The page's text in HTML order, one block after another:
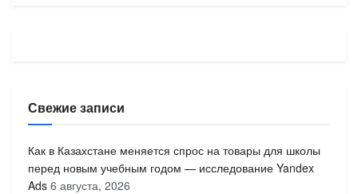
Свежие записи
Как в Казахстане меняется спрос на товары для школы
перед новым учебным годом — исследование Yandex
Ads 6 августа, 2026